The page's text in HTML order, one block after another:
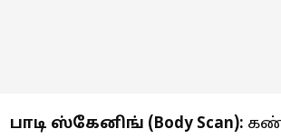
பாடி ஸ்கேனிங் (Body Scan):